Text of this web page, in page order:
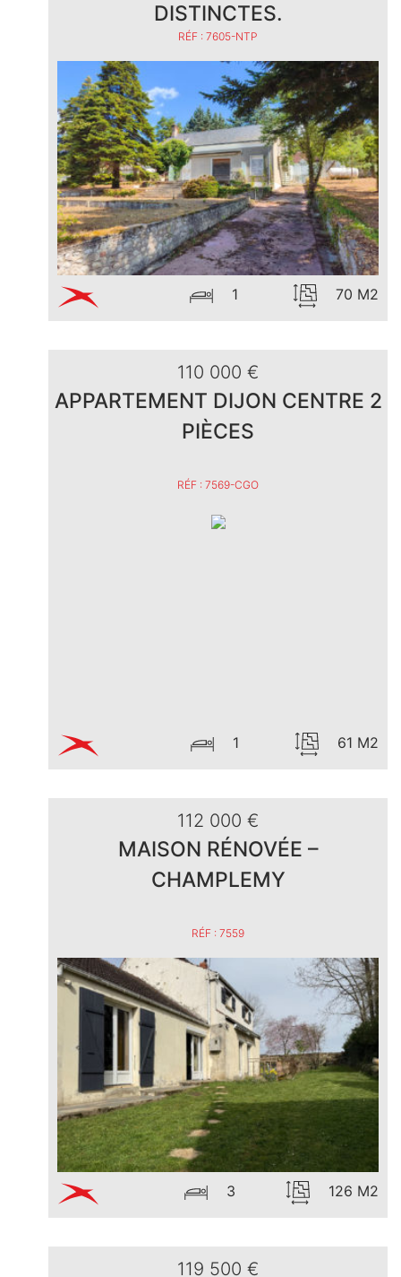
DISTINCTES.
RÉF : 7605-NTP
1 70 M2
110 000 €
APPARTEMENT DIJON CENTRE 2
PIÈCES
RÉF : 7569-CGO
1 61 M2
112 000 €
MAISON RÉNOVÉE –
CHAMPLEMY
RÉF : 7559
3 126 M2
119 500 €